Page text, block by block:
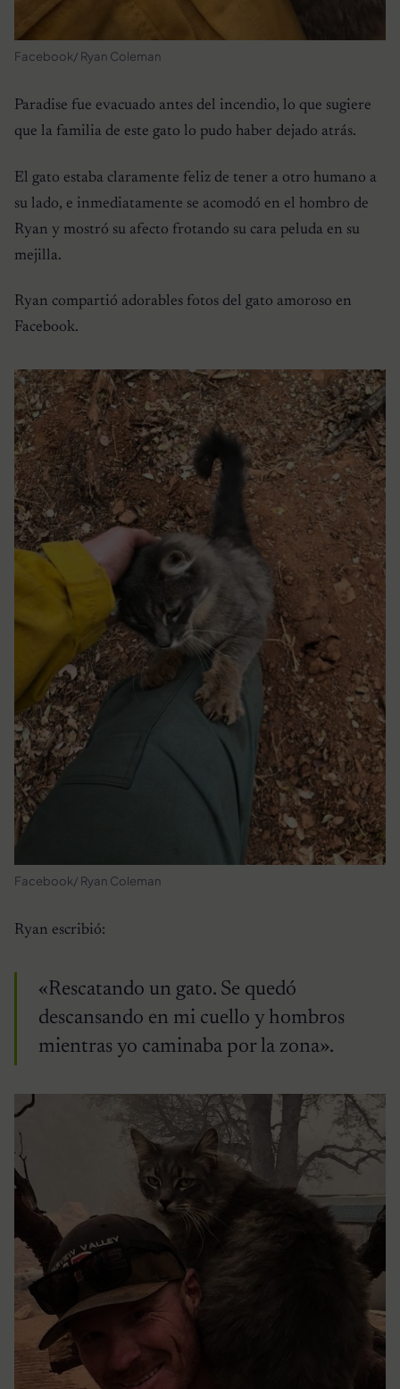
Facebook/ Ryan Coleman
Paradise fue evacuado antes del incendio, lo que sugiere
que la familia de este gato lo pudo haber dejado atrás.
El gato estaba claramente feliz de tener a otro humano a
su lado, e inmediatamente se acomodó en el hombro de
Ryan y mostró su afecto frotando su cara peluda en su
mejilla.
Ryan compartió adorables fotos del gato amoroso en
Facebook.
Facebook/ Ryan Coleman
Ryan escribió:
«Rescatando un gato. Se quedó
descansando en mi cuello y hombros
mientras yo caminaba por la zona».